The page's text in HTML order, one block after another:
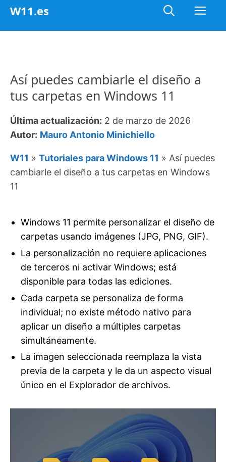
Saltar
W11.es
Así puedes cambiarle el diseño a
tus carpetas en Windows 11
Última actualización: 2 de marzo de 2026
Autor: Mauro Antonio Minichiello
W11 » Tutoriales para Windows 11 » Así puedes
cambiarle el diseño a tus carpetas en Windows
11
Windows 11 permite personalizar el diseño de
carpetas usando imágenes (JPG, PNG, GIF).
La personalización no requiere aplicaciones
de terceros ni activar Windows; está
disponible para todas las ediciones.
Cada carpeta se personaliza de forma
individual; no existe método nativo para
aplicar un diseño a múltiples carpetas
simultáneamente.
La imagen seleccionada reemplaza la vista
previa de la carpeta y le da un aspecto visual
único en el Explorador de archivos.